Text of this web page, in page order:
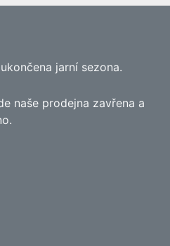
jarní sezona.
naše prodejna zavřena a